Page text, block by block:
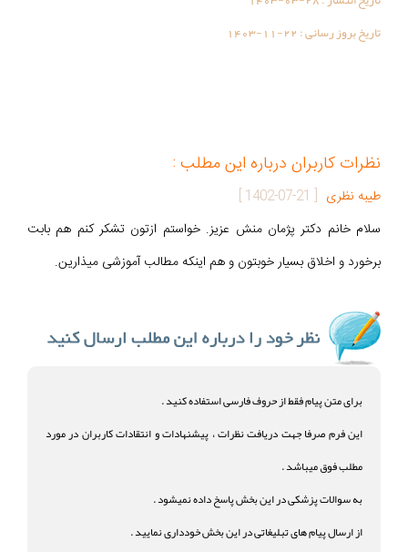
تاریخ بروز رسانی :1403-11-22
نظرات کاربران درباره این مطلب :
طیبه نظری [
1402-07-21
]
سلام خانم دکتر پژمان منش عزیز. خواستم ازتون تشکر کنم هم بابت
برخورد و اخلاق بسیار خوبتون و هم اینکه مطالب آموزشی میذارین.
برای متن پیام فقط از حروف فارسی استفاده کنید .
این فرم صرفا جهت دریافت نظرات ، پیشنهادات و انتقادات کاربران در مورد
مطلب فوق میباشد .
به سوالات پزشکی در این بخش پاسخ داده نمیشود .
از ارسال پیام های تبلیغاتی در این بخش خودداری نمایید .